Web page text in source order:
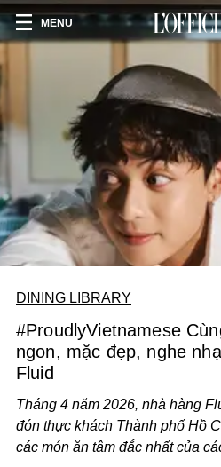
MENU
DINING LIBRARY
#ProudlyVietnamese
ngon, mặc đẹp, nghe
Fluid
Tháng 4 năm 2026, nhà hàng
đón thực khách Thành phố Hồ
các món ăn tâm đắc nhất của